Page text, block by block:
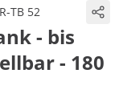
TB 52
- bis
- 180